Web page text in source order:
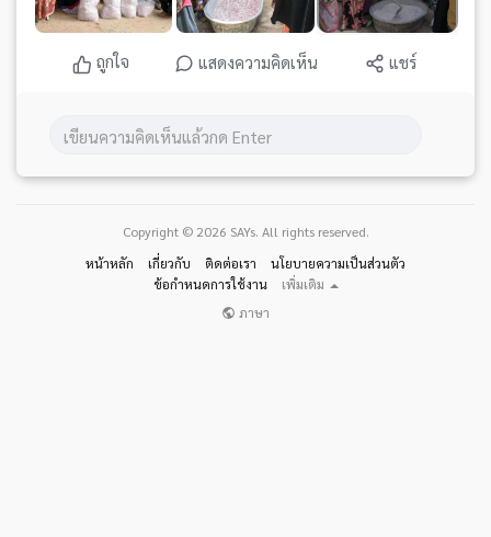
ถูกใจ แสดงความคิดเห็น แชร์
Copyright © 2026 SAYs. All rights reserved.
หน้าหลัก
เกี่ยวกับ ติดต่อเรา
นโยบายความเป็นส่วนตัว
ข้อกำหนดการใช้งาน
เพิ่มเติม
ภาษา